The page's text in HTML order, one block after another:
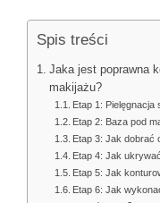
Spis treści
Jaka jest poprawna
makijażu?
Etap 1:
Etap 2: Baza pod
Etap 3: Jak dobrać
Etap 4: Jak
Etap 5: Jak
Etap 6: Jak